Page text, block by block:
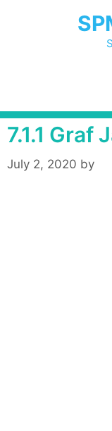
7.1.1 Graf
July 2, 2020 by